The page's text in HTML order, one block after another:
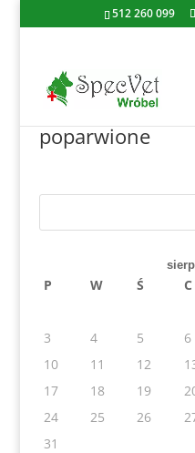
512 260 099
poparwione
P W Ś C
3
4 5 6
10
11 12
17
18 19
24
25 26
31